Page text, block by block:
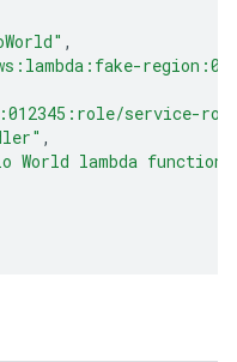
,
service-
,
World lambda